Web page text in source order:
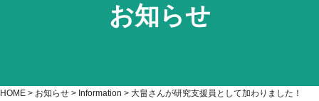
お知らせ
HOME > お知らせ > Information > 大畠さんが研究支援員として加わりました！